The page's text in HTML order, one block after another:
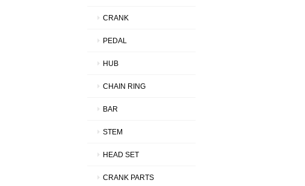
CRANK
PEDAL
HUB
CHAIN RING
BAR
STEM
HEAD SET
CRANK PARTS